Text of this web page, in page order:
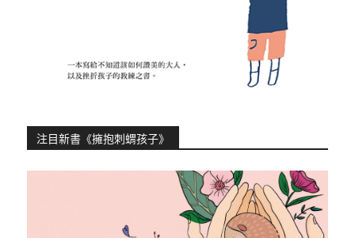
注目新書《擁抱刺蝟孩子》